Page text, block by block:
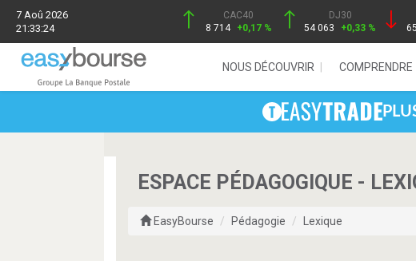
7 Aoû 2026
21:33:24
CAC40
8 714 +0,17 %
DJ30
54 063
+0,33 %
NOUS DÉCOUVRIR COMPRENDRE
ESPACE PÉDAGOGIQUE -
EasyBourse Pédagogie Lexique